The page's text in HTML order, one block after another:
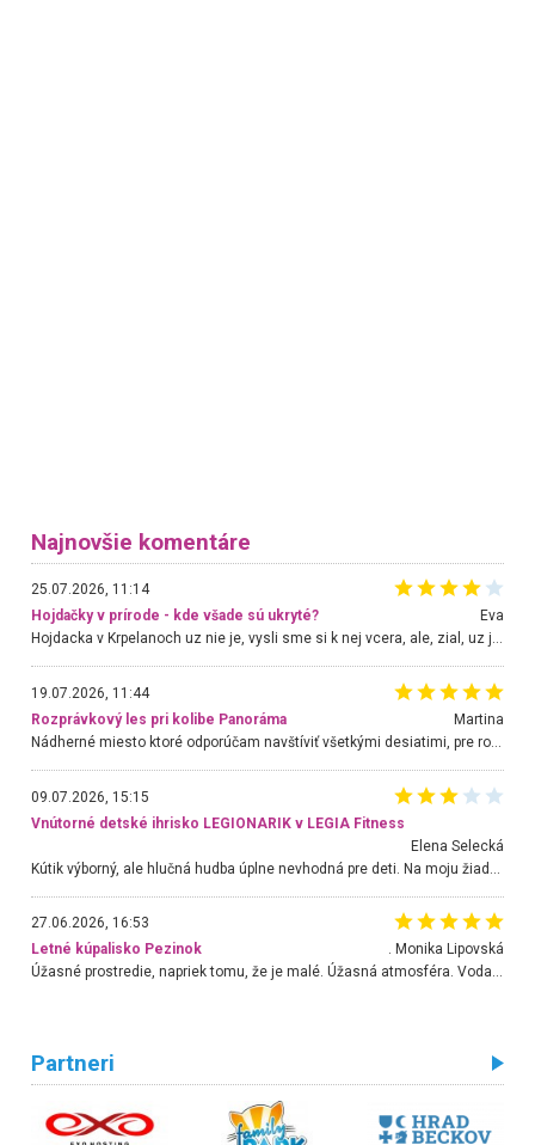
Najnovšie komentáre
25.07.2026, 11:14
Hojdačky v prírode - kde všade sú ukryté?
Eva
Hojdacka v Krpelanoch uz nie je, vysli sme si k nej vcera, ale, zial, uz je znicena. Ak sem planujete cestu len kvoli hojdacke, mozete si ju usetrit. Krasny vyhlad je tu vsak aj bez hojdacky :-)
19.07.2026, 11:44
Rozprávkový les pri kolibe Panoráma
Martina
Nádherné miesto ktoré odporúčam navštíviť všetkými desiatimi, pre rodiny s deťmi, dôchodcom... Proste a jednoducho ozaj rozprávkový les.. určite ešte prídeme. Odniesli sme si na pamiatku krásne tričká,
09.07.2026, 15:15
Vnútorné detské ihrisko LEGIONARIK v LEGIA Fitness
Elena Selecká
27.06.2026, 16:53
Letné kúpalisko Pezinok
. Monika Lipovská
Úžasné prostredie, napriek tomu, že je malé. Úžasná atmosféra. Voda fantastická a nádherná. Ľudí je pomerne veľa, ale su mili a ohľaduplní. Je veľmi zaujímavé sledovať, ako dokážu spolu športovať cudzí ľudia a bez ohľadu na vek. Vládne tu pohoda. Vnuka neviem dostať z vody. Ďakujem za krásny deň . Urcite sa sem vrátim. Jediný problém je s parkovaním, ale aj ten sa mi podarilo vyriešiť. Monika Bratislava
Partneri